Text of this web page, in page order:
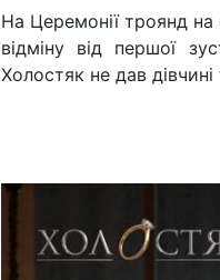
На Церемонії троянд
відміну від першої
Холостяк не дав